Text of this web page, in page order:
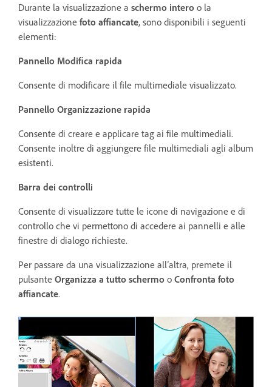
Durante la visualizzazione a schermo intero o la
visualizzazione foto affiancate, sono disponibili i seguenti
elementi:
Pannello Modifica rapida
Consente di modificare il file multimediale visualizzato.
Pannello Organizzazione rapida
Consente di creare e applicare tag ai file multimediali.
Consente inoltre di aggiungere file multimediali agli album
esistenti.
Barra dei controlli
Consente di visualizzare tutte le icone di navigazione e di
controllo che vi permettono di accedere ai pannelli e alle
finestre di dialogo richieste.
Per passare da una visualizzazione all’altra, premete il
pulsante Organizza a tutto schermo o Confronta foto
affiancate.